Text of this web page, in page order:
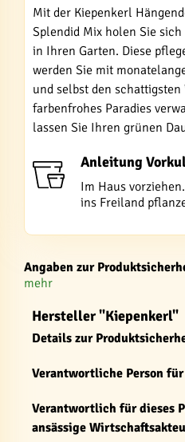
Mit der Kiepenkerl
Splendid Mix holen Sie
in Ihren Garten. Diese
werden Sie mit
und selbst den
farbenfrohes Paradies
lassen Sie Ihren grünen
Anleitung
Im Haus
ins Freiland
Angaben zur
mehr
Hersteller "Kiepenkerl"
Details zur
Verantwortliche Person für
Verantwortlich für dieses
ansässige